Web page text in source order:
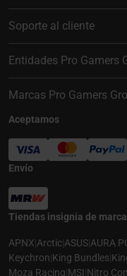
Soporte al cliente
Entidades Pro Gamers
Marcas Pro Gamers
Aceptamos
Envío
Tiendas insignia de marca
APNX|Arctic|ASUS|AURA
Keychron|King Bundles|
Moza Racing|MSI|Nitro